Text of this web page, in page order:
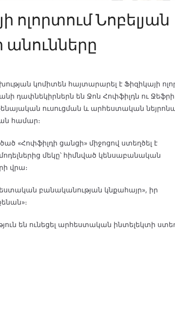
ոլորտում Նոբելյան
կոմիտեն հայտարարել է Ֆիզիկայի
դափնեկիրներն են Ջոն Հոփֆիլդն ու Ջեֆրի
ուսուցման և արհեստական
համար։
«Հոփֆիլդի ցանցի» միջոցով ստեղծել է
մեկը՝ հիմնված կենսաբանական
վրա։
​​բանականության կնքահայր», իր
են ունեցել արհեստական ինտելեկտի